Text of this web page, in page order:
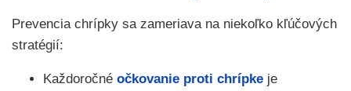
Prevencia chrípky sa zameriava na niekoľko kľúčových
stratégií:
Každoročné očkovanie proti chrípke je